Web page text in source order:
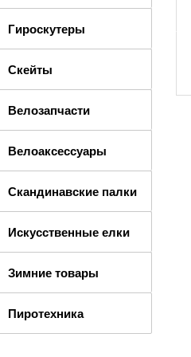
Гироскутеры
Скейты
Велозапчасти
Велоаксессуары
Скандинавские палки
Искусственные елки
Зимние товары
Пиротехника